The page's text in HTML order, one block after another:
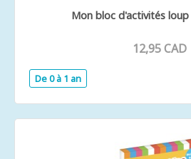
Mon bloc d'activités
12,95 CAD
De 0 à 1 an